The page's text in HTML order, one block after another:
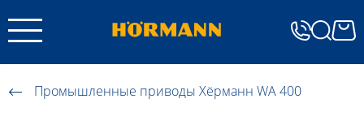
Промышленные приводы Хёрманн WA 400